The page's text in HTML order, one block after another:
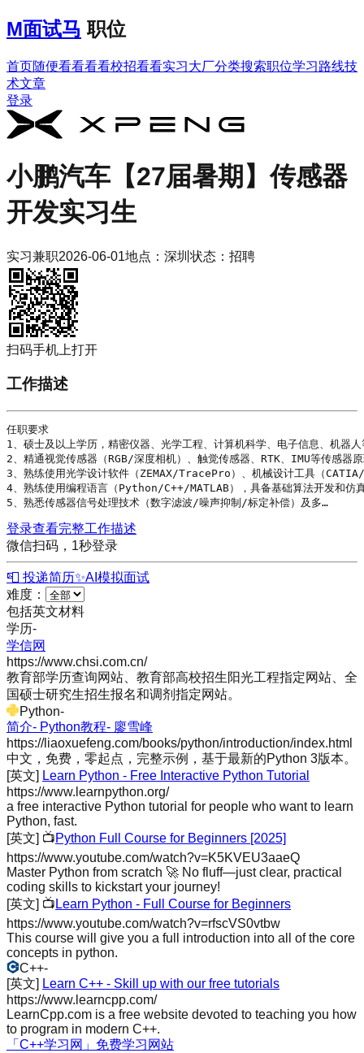
M面试马 职位
首页随便看看看看校招看看实习大厂分类搜索职位学习路线技
术文章
登录
小鹏汽车 【27届暑期】传感器
开发实习生
实习兼职2026-06-01地点： 深圳 状态： 招聘
扫码手机上打开
工作描述
任职要求
1、硕士及以上学历 ，精密仪器、光学工程、计算机科学、电子信息、机器
2、精通视觉传感器（RGB/深度相机）、触觉传感器、RTK、IMU等传感器
3、熟练使用光学设计软件（ZEMAX/TracePro）、机械设计工具（
4、熟练使用编程语言（ Python/C++/MATLAB），具备基础算法开发和仿
5、熟悉传感器信号处理技术（数字滤波/噪声抑制/标定补偿）及多…
登录查看完整工作描述
微信扫码，1秒登录
📮 投递简历✨AI模拟面试
难度：
包括英文材料
学历-
学信网
https://www.chsi.com.cn/
教育部学历查询网站、教育部高校招生阳光工程指定网站、全
国硕士研究生招生报名和调剂指定网站。
Python-
简介- Python教程- 廖雪峰
https://liaoxuefeng.com/books/python/introduction/index.html
中文，免费，零起点，完整示例，基于最新的Python 3版本。
[英文] Learn Python - Free Interactive Python Tutorial
https://www.learnpython.org/
a free interactive Python tutorial for people who want to learn
Python, fast.
[英文] 📺Python Full Course for Beginners [2025]
https://www.youtube.com/watch?v=K5KVEU3aaeQ
Master Python from scratch 🚀 No fluff—just clear, practical
coding skills to kickstart your journey!
[英文] 📺 Learn Python - Full Course for Beginners
https://www.youtube.com/watch?v=rfscVS0vtbw
This course will give you a full introduction into all of the core
concepts in python.
C++-
[英文] Learn C++ - Skill up with our free tutorials
https://www.learncpp.com/
LearnCpp.com is a free website devoted to teaching you how
to program in modern C++.
「C++学习网」免费学习网站